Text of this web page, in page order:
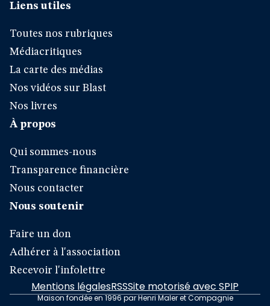
Liens utiles
Toutes nos rubriques
Médiacritiques
La carte des médias
Nos vidéos sur Blast
Nos livres
À propos
Qui sommes-nous
Transparence financière
Nous contacter
Nous soutenir
Faire un don
Adhérer à l'association
Recevoir l'infolettre
Mentions légalesRSSSite motorisé avec SPIP
Maison fondée en 1996 par Henri Maler et Compagnie